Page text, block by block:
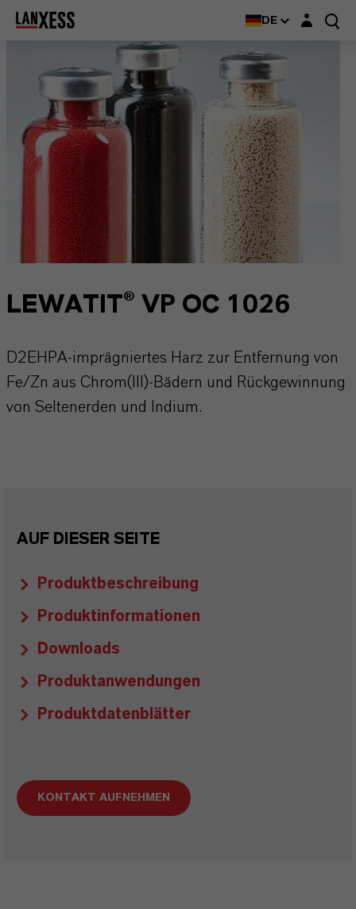
DE Login-Maske
LEWATIT® VP OC 1026
D2EHPA-imprägniertes Harz zur Entfernung von
Fe/Zn aus Chrom(III)-Bädern und Rückgewinnung
von Seltenerden und Indium.
AUF DIESER SEITE
Produktbeschreibung
Produktinformationen
Downloads
Produktanwendungen
Produktdatenblätter
KONTAKT AUFNEHMEN